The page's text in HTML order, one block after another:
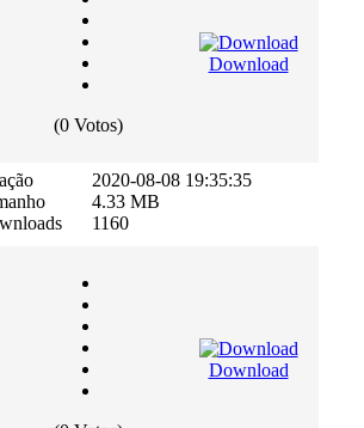
(0 Votos)
Download
2020-08-08 19:35:35
4.33 MB
1160
Download